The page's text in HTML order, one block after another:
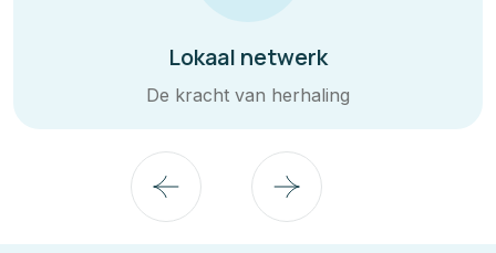
Lokaal netwerk
De kracht van herhaling